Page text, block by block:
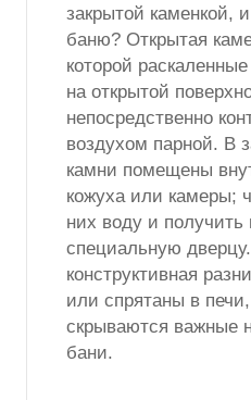
закрытой каменкой,
баню? Открытая
которой
на открытой
непосредственно
воздухом парной. В
камни помещены
кожуха или камеры;
них воду и получить
специальную
конструктивная
или спрятаны в
скрываются важные
бани.